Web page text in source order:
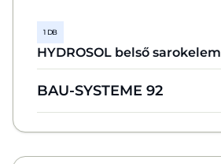
1 DB
HYDROSOL belső sarokelem
BAU-SYSTEME 92